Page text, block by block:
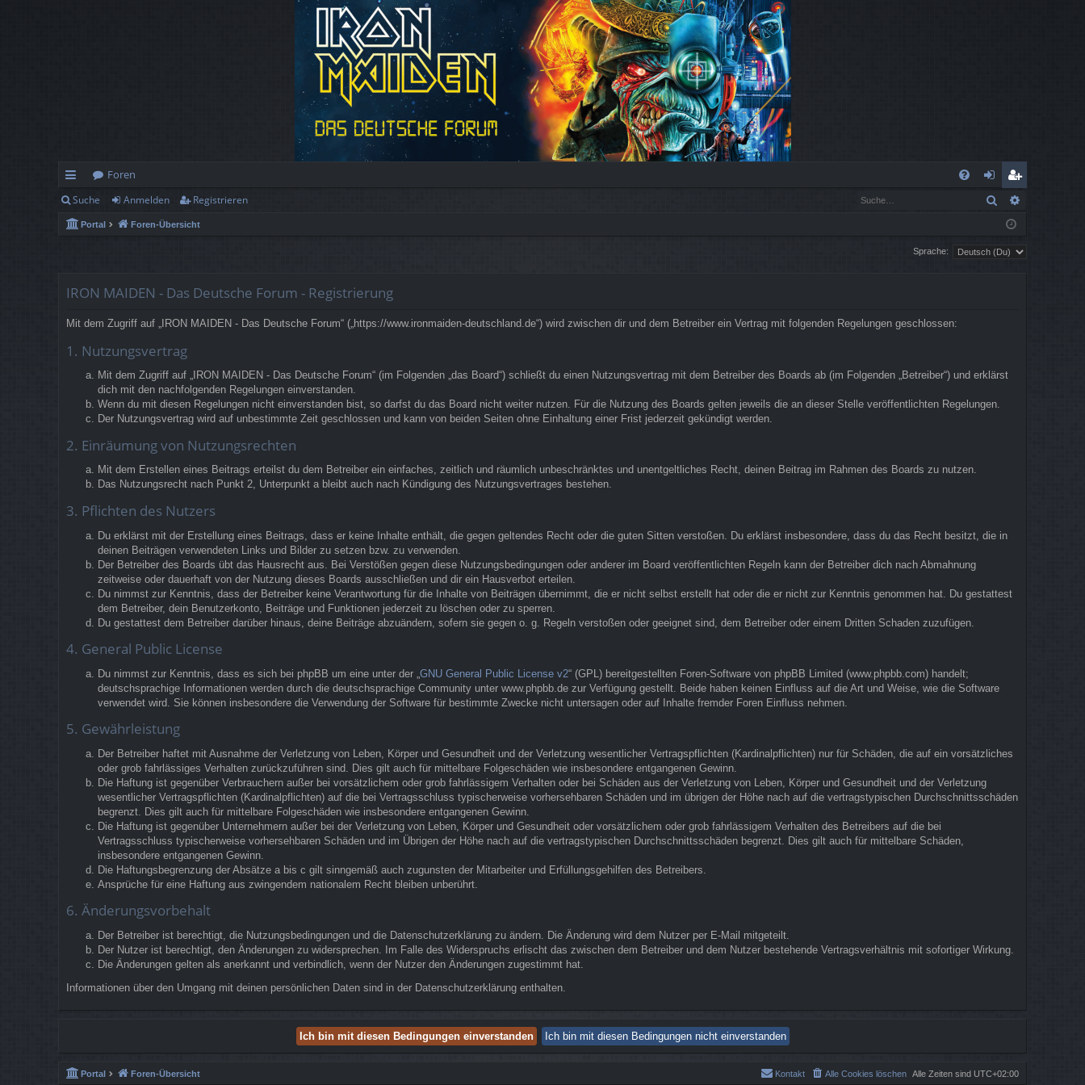
ch
ne
Foren
n
el
eg
ist
rie
Suche Anmelden Registrieren Suche
Portal Foren-Übersicht
Sprache:
IRON MAIDEN - Das Deutsche Forum - Registrierung
Mit dem Zugriff auf „IRON MAIDEN - Das Deutsche Forum“ („https://www.ironmaiden-deutschland.de“) wird zwischen dir und dem Betreiber ein Vertrag mit folgenden Regelungen geschlossen:
1. Nutzungsvertrag
Mit dem Zugriff auf „IRON MAIDEN - Das Deutsche Forum“ (im Folgenden „das Board“) schließt du einen Nutzungsvertrag mit dem Betreiber des Boards ab (im Folgenden „Betreiber“) und erklärst
dich mit den nachfolgenden Regelungen einverstanden.
Wenn du mit diesen Regelungen nicht einverstanden bist, so darfst du das Board nicht weiter nutzen. Für die Nutzung des Boards gelten jeweils die an dieser Stelle veröffentlichten Regelungen.
Der Nutzungsvertrag wird auf unbestimmte Zeit geschlossen und kann von beiden Seiten ohne Einhaltung einer Frist jederzeit gekündigt werden.
2. Einräumung von Nutzungsrechten
Mit dem Erstellen eines Beitrags erteilst du dem Betreiber ein einfaches, zeitlich und räumlich unbeschränktes und unentgeltliches Recht, deinen Beitrag im Rahmen des Boards zu nutzen.
Das Nutzungsrecht nach Punkt 2, Unterpunkt a bleibt auch nach Kündigung des Nutzungsvertrages bestehen.
3. Pflichten des Nutzers
Du erklärst mit der Erstellung eines Beitrags, dass er keine Inhalte enthält, die gegen geltendes Recht oder die guten Sitten verstoßen. Du erklärst insbesondere, dass du das Recht besitzt, die in
deinen Beiträgen verwendeten Links und Bilder zu setzen bzw. zu verwenden.
Der Betreiber des Boards übt das Hausrecht aus. Bei Verstößen gegen diese Nutzungsbedingungen oder anderer im Board veröffentlichten Regeln kann der Betreiber dich nach Abmahnung
zeitweise oder dauerhaft von der Nutzung dieses Boards ausschließen und dir ein Hausverbot erteilen.
Du nimmst zur Kenntnis, dass der Betreiber keine Verantwortung für die Inhalte von Beiträgen übernimmt, die er nicht selbst erstellt hat oder die er nicht zur Kenntnis genommen hat. Du gestattest
dem Betreiber, dein Benutzerkonto, Beiträge und Funktionen jederzeit zu löschen oder zu sperren.
Du gestattest dem Betreiber darüber hinaus, deine Beiträge abzuändern, sofern sie gegen o. g. Regeln verstoßen oder geeignet sind, dem Betreiber oder einem Dritten Schaden zuzufügen.
4. General Public License
Du nimmst zur Kenntnis, dass es sich bei phpBB um eine unter der „ GNU General Public License v2“ (GPL) bereitgestellten Foren-Software von phpBB Limited (www.phpbb.com) handelt;
deutschsprachige Informationen werden durch die deutschsprachige Community unter www.phpbb.de zur Verfügung gestellt. Beide haben keinen Einfluss auf die Art und Weise, wie die Software
verwendet wird. Sie können insbesondere die Verwendung der Software für bestimmte Zwecke nicht untersagen oder auf Inhalte fremder Foren Einfluss nehmen.
5. Gewährleistung
Der Betreiber haftet mit Ausnahme der Verletzung von Leben, Körper und Gesundheit und der Verletzung wesentlicher Vertragspflichten (Kardinalpflichten) nur für Schäden, die auf ein vorsätzliches
oder grob fahrlässiges Verhalten zurückzuführen sind. Dies gilt auch für mittelbare Folgeschäden wie insbesondere entgangenen Gewinn.
Die Haftung ist gegenüber Verbrauchern außer bei vorsätzlichem oder grob fahrlässigem Verhalten oder bei Schäden aus der Verletzung von Leben, Körper und Gesundheit und der Verletzung
wesentlicher Vertragspflichten (Kardinalpflichten) auf die bei Vertragsschluss typischerweise vorhersehbaren Schäden und im übrigen der Höhe nach auf die vertragstypischen Durchschnittsschäden
begrenzt. Dies gilt auch für mittelbare Folgeschäden wie insbesondere entgangenen Gewinn.
Die Haftung ist gegenüber Unternehmern außer bei der Verletzung von Leben, Körper und Gesundheit oder vorsätzlichem oder grob fahrlässigem Verhalten des Betreibers auf die bei
Vertragsschluss typischerweise vorhersehbaren Schäden und im Übrigen der Höhe nach auf die vertragstypischen Durchschnittsschäden begrenzt. Dies gilt auch für mittelbare Schäden,
insbesondere entgangenen Gewinn.
Die Haftungsbegrenzung der Absätze a bis c gilt sinngemäß auch zugunsten der Mitarbeiter und Erfüllungsgehilfen des Betreibers.
Ansprüche für eine Haftung aus zwingendem nationalem Recht bleiben unberührt.
6. Änderungsvorbehalt
Der Betreiber ist berechtigt, die Nutzungsbedingungen und die Datenschutzerklärung zu ändern. Die Änderung wird dem Nutzer per E-Mail mitgeteilt.
Der Nutzer ist berechtigt, den Änderungen zu widersprechen. Im Falle des Widerspruchs erlischt das zwischen dem Betreiber und dem Nutzer bestehende Vertragsverhältnis mit sofortiger Wirkung.
Die Änderungen gelten als anerkannt und verbindlich, wenn der Nutzer den Änderungen zugestimmt hat.
Informationen über den Umgang mit deinen persönlichen Daten sind in der Datenschutzerklärung enthalten.
Portal Foren-Übersicht Alle Zeiten sind UTC+02:00
Alle Cookies löschen
Kontakt